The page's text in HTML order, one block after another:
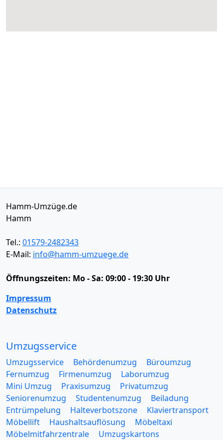
Hamm-Umzüge.de
Hamm
Tel.: 01579-2482343
E-Mail: info@hamm-umzuege.de
Öffnungszeiten: Mo - Sa: 09:00 - 19:30 Uhr
Impressum
Datenschutz
Umzugsservice
Umzugsservice Behördenumzug
Büroumzug
Fernumzug
Firmenumzug
Laborumzug
Mini Umzug
Praxisumzug
Privatumzug
Seniorenumzug
Studentenumzug
Beiladung
Entrümpelung
Halteverbotszone
Klaviertransport
Möbellift
Haushaltsauflösung
Möbeltaxi
Möbelmitfahrzentrale
Umzugskartons